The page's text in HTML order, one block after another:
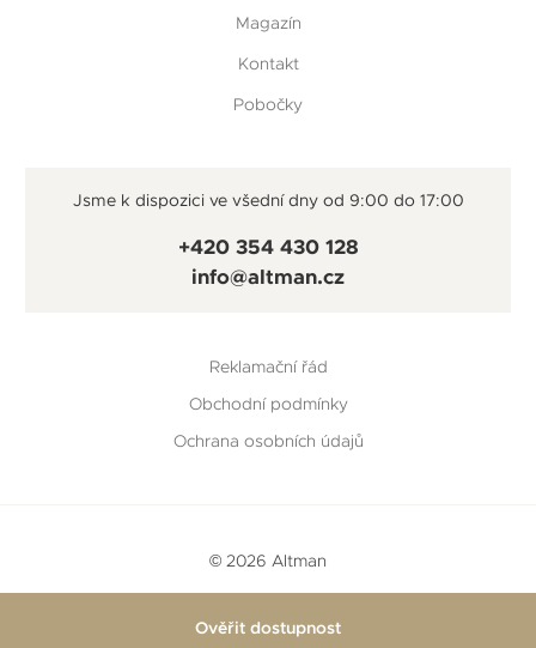
Ověřit dostupnost
Magazín
Kontakt
Pobočky
Jsme k dispozici ve všední dny od 9:00 do 17:00
+420 354 430 128
info@altman.cz
Reklamační řád
Obchodní podmínky
Ochrana osobních údajů
© 2026 Altman